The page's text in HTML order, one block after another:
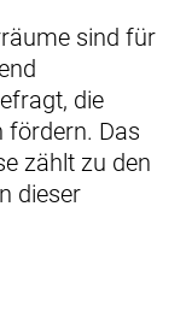
sind für
die
fördern. Das
zählt zu den
dieser